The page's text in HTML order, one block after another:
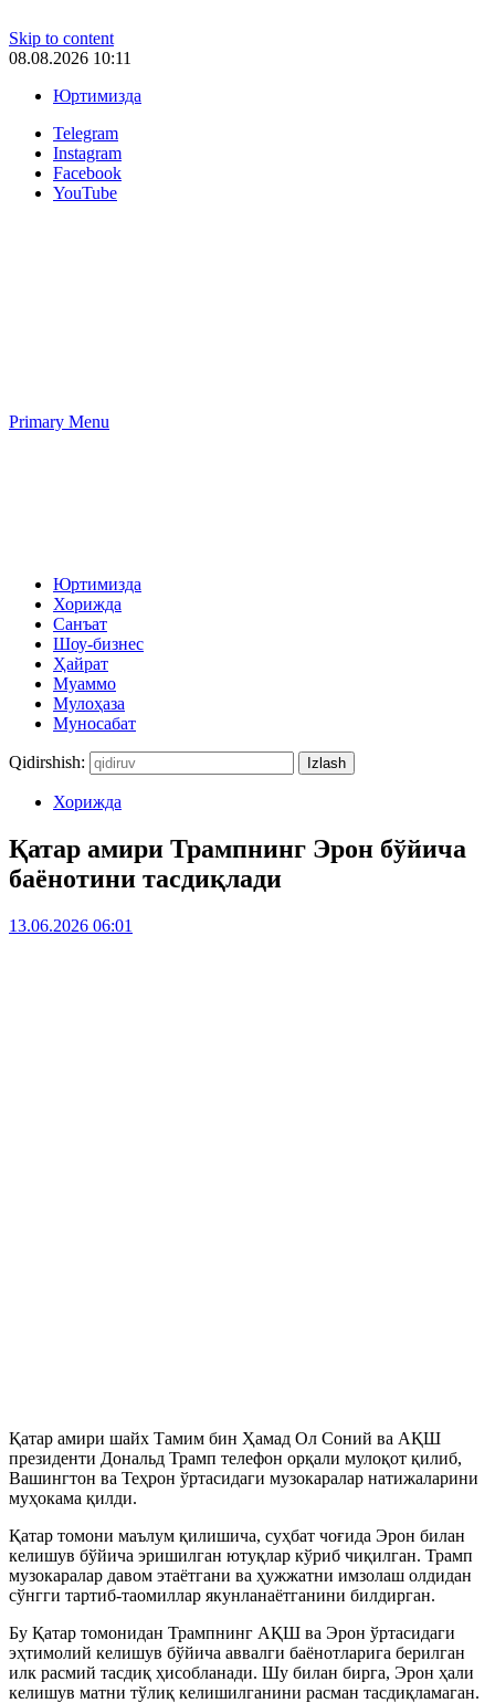
Skip to content
08.08.2026 10:11
Юртимизда
Telegram
Instagram
Facebook
YouTube
Primary Menu
Юртимизда
Хорижда
Санъат
Шоу-бизнес
Ҳайрат
Муаммо
Мулоҳаза
Муносабат
Qidirshish:
Хорижда
Қатар амири Трампнинг Эрон бўйича
баёнотини тасдиқлади
13.06.2026 06:01
Қатар амири шайх Тамим бин Ҳамад Ол Соний ва АҚШ
президенти Дональд Трамп телефон орқали мулоқот қилиб,
Вашингтон ва Теҳрон ўртасидаги музокаралар натижаларини
муҳокама қилди.
Қатар томони маълум қилишича, суҳбат чоғида Эрон билан
келишув бўйича эришилган ютуқлар кўриб чиқилган. Трамп
музокаралар давом этаётгани ва ҳужжатни имзолаш олдидан
сўнгги тартиб-таомиллар якунланаётганини билдирган.
Бу Қатар томонидан Трампнинг АҚШ ва Эрон ўртасидаги
эҳтимолий келишув бўйича аввалги баёнотларига берилган
илк расмий тасдиқ ҳисобланади. Шу билан бирга, Эрон ҳали
келишув матни тўлиқ келишилганини расман тасдиқламаган.